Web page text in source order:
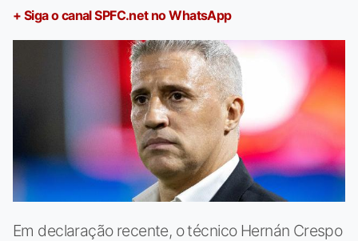
+ Siga o canal SPFC.net no WhatsApp
Em declaração recente, o técnico Hernán Crespo